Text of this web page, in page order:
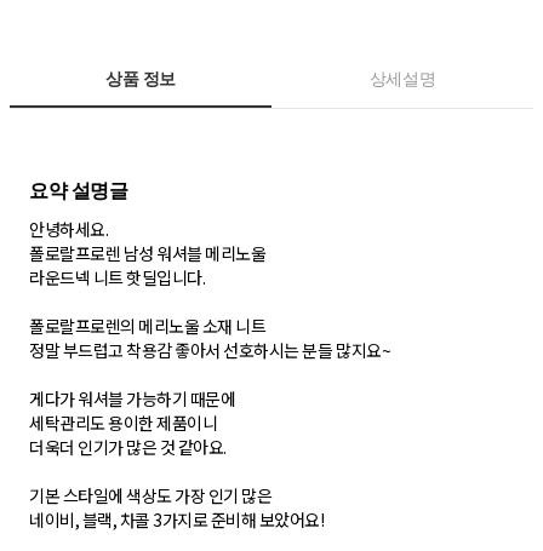
상품 정보 상세설명
요약 설명글
안녕하세요.
폴로랄프로렌 남성 워셔블 메리노울
라운드넥 니트 핫딜입니다.
폴로랄프로렌의 메리노울 소재 니트
정말 부드럽고 착용감 좋아서 선호하시는 분들 많지요~
게다가 워셔블 가능하기 때문에
세탁관리도 용이한 제품이니
더욱더 인기가 많은 것 같아요.
기본 스타일에 색상도 가장 인기 많은